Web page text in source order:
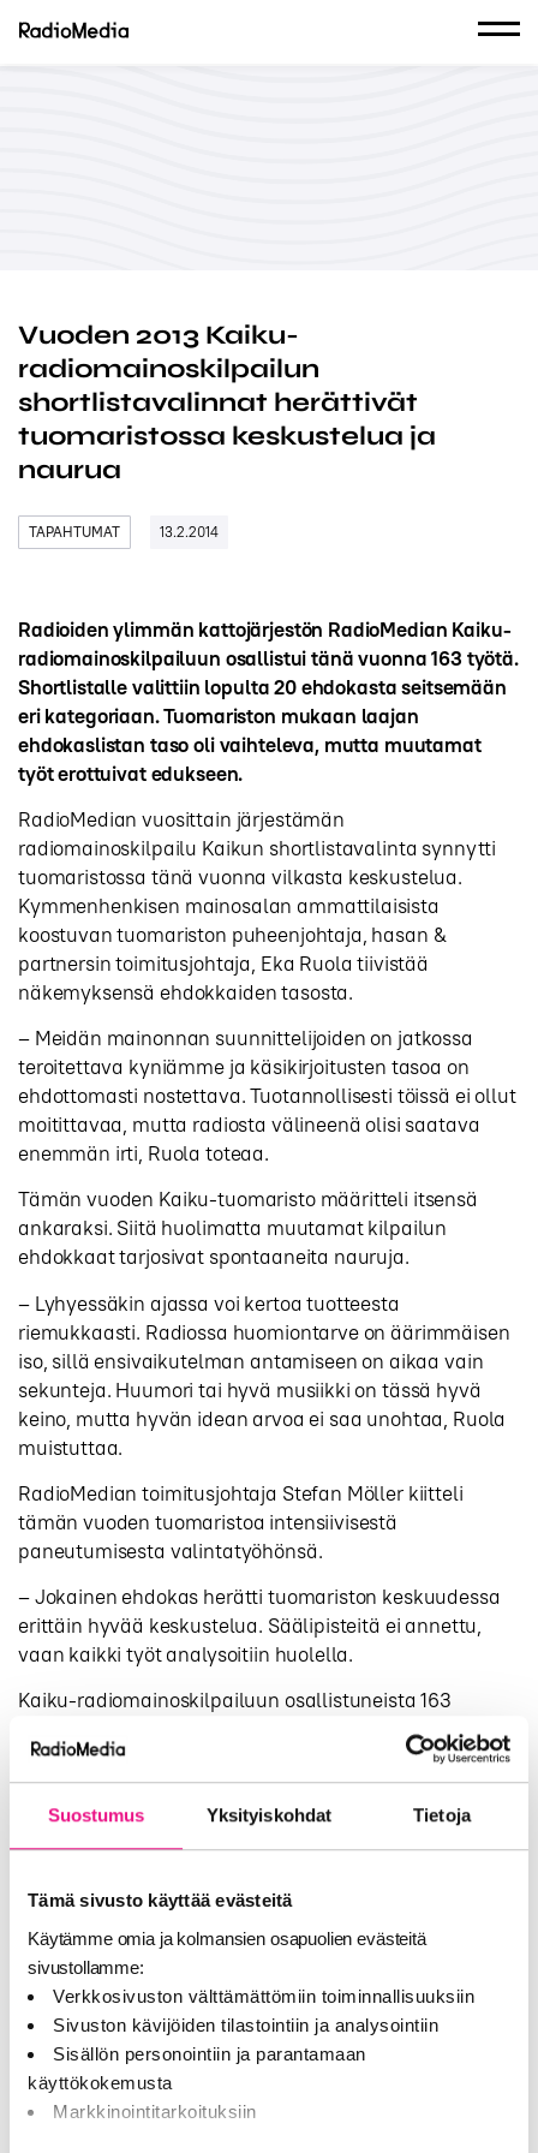
Suostumus Yksityiskohdat Tietoja
Tämä sivusto käyttää evästeitä
Käytämme omia ja kolmansien osapuolien evästeitä
sivustollamme:
Verkkosivuston välttämättömiin toiminnallisuuksiin
Sivuston kävijöiden tilastointiin ja analysointiin
Sisällön personointiin ja parantamaan
käyttökokemusta
Markkinointitarkoituksiin
Vuoden 2013 Kaiku-
radiomainoskilpailun
shortlistavalinnat herättivät
tuomaristossa keskustelua ja
naurua
TAPAHTUMAT 13.2.2014
Radioiden ylimmän kattojärjestön RadioMedian Kaiku-
radiomainoskilpailuun osallistui tänä vuonna 163 työtä.
Shortlistalle valittiin lopulta 20 ehdokasta seitsemään
eri kategoriaan. Tuomariston mukaan laajan
ehdokaslistan taso oli vaihteleva, mutta muutamat
työt erottuivat edukseen.
RadioMedian vuosittain järjestämän
radiomainoskilpailu Kaikun shortlistavalinta synnytti
tuomaristossa tänä vuonna vilkasta keskustelua.
Kymmenhenkisen mainosalan ammattilaisista
koostuvan tuomariston puheenjohtaja, hasan &
partnersin toimitusjohtaja, Eka Ruola tiivistää
näkemyksensä ehdokkaiden tasosta.
– Meidän mainonnan suunnittelijoiden on jatkossa
teroitettava kyniämme ja käsikirjoitusten tasoa on
ehdottomasti nostettava. Tuotannollisesti töissä ei ollut
moitittavaa, mutta radiosta välineenä olisi saatava
enemmän irti, Ruola toteaa.
Tämän vuoden Kaiku-tuomaristo määritteli itsensä
ankaraksi. Siitä huolimatta muutamat kilpailun
ehdokkaat tarjosivat spontaaneita nauruja.
– Lyhyessäkin ajassa voi kertoa tuotteesta
riemukkaasti. Radiossa huomiontarve on äärimmäisen
iso, sillä ensivaikutelman antamiseen on aikaa vain
sekunteja. Huumori tai hyvä musiikki on tässä hyvä
keino, mutta hyvän idean arvoa ei saa unohtaa, Ruola
muistuttaa.
RadioMedian toimitusjohtaja Stefan Möller kiitteli
tämän vuoden tuomaristoa intensiivisestä
paneutumisesta valintatyöhönsä.
– Jokainen ehdokas herätti tuomariston keskuudessa
erittäin hyvää keskustelua. Säälipisteitä ei annettu,
vaan kaikki työt analysoitiin huolella.
Kaiku-radiomainoskilpailuun osallistuneista 163
ehdokkaasta valittiin 20 mainosta shortlistalle
seitsemään eri kategoriaan. Kategoriavoittajien
joukosta valitaan Grand Prixin voittaja, joka matkaa
Cannes Lions -mainosfestivaaleille. Radiomainosten
lisäksi äänituotantoyhtiöiden ja mainostoimistojen
parhaan ääninäyttelijän.
Vuoden 2013 parhaat radiomainokset sekä vuoden
ääninäyttelijä palkitaan KaikuGaalassa 3. huhtikuuta.
Lisätiedot:
RadioMedia ry, Inka Luomanmäki
p. 040 165 7010,inka.luomanmaki@radiomedia.fi
RadioMedia on kaupallisten radioiden kattojärjestö,